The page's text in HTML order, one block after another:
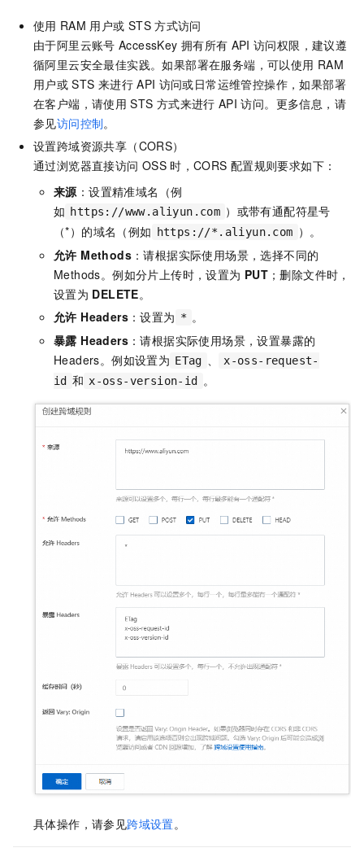
使用 RAM 用户或 STS 方式访问
由于阿里云账号 AccessKey 拥有所有 API 访问权限，建议遵
循阿里云安全最佳实践。如果部署在服务端，可以使用 RAM
用户或 STS 来进行 API 访问或日常运维管控操作，如果部署
在客户端，请使用 STS 方式来进行 API 访问。更多信息，请
参见访问控制。
设置跨域资源共享（CORS）
通过浏览器直接访问 OSS 时，CORS 配置规则要求如下：
来源：设置精准域名（例
如 https://www.aliyun.com ）或带有通配符星号
（*）的域名（例如
https://*.aliyun.com ）。
允许 Methods ：请根据实际使用场景，选择不同的
Methods。例如分片上传时，设置为 PUT ；删除文件时，
设置为 DELETE。
允许 Headers ：设置为 * 。
暴露 Headers ：请根据实际使用场景，设置暴露的
Headers。例如设置为 ETag 、
x-oss-request-
id 和 x-oss-version-id 。
具体操作，请参见跨域设置。